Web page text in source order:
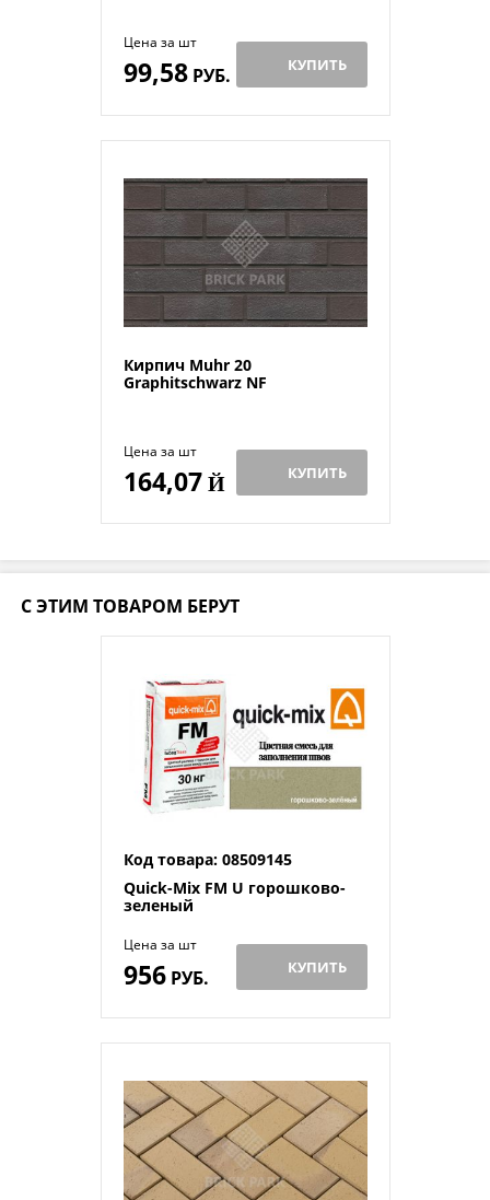
Цена за шт
99,58РУБ. КУПИТЬ
Кирпич Muhr 20
Graphitschwarz NF
Цена за шт
164,07Й КУПИТЬ
С ЭТИМ ТОВАРОМ БЕРУТ
Код товара: 08509145
Quick-Mix FM U горошково-
зеленый
Цена за шт
956РУБ. КУПИТЬ